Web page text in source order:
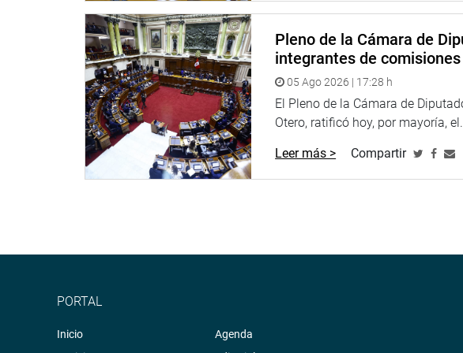
Además, trató la situación propiciada por la empresa minera Cerro
judicial a favor de 172 trabajadores.
La Comisión de Energía y Minas resolvió conformar varios grupos
revisión de la ley general de minería y que estará conformado por
Coayla (PL) Juan Burgos (Avanza País) y César Revilla (FP).
El grupo que se abocará a atender la situación de la minería
Carlos Zeballos, Eduardo Salhuana y Javier Padilla. El congresista
OFICINA DE COMUNICACIONES
Pleno de la Cámara de
integrantes de
05 Ago 2026 | 17:28 h
El Pleno de la Cámara de
Otero, ratificó hoy, por mayoría,
Leer más > Compartir
PORTAL
Inicio
Agenda